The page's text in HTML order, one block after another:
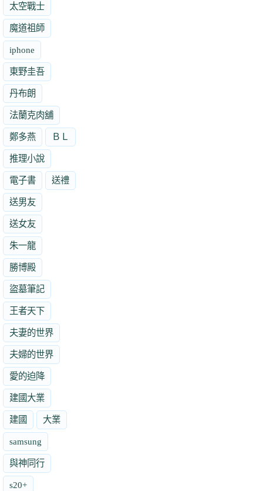
太空戰士
魔道祖師
iphone
東野圭吾
丹布朗
法蘭克肉舖
鄭多燕 ＢＬ
推理小說
電子書 送禮
送男友
送女友
朱一龍
勝博殿
盜墓筆記
王者天下
夫妻的世界
夫婦的世界
愛的迫降
建國大業
建國 大業
samsung
與神同行
s20+